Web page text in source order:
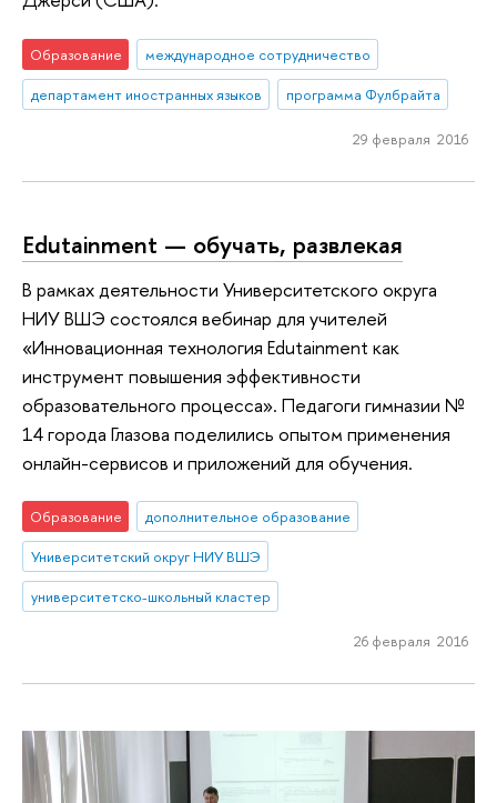
Образование
международное сотрудничество
департамент иностранных языков
программа Фулбрайта
29 февраля 2016
Edutainment — обучать, развлекая
В рамках деятельности Университетского округа
НИУ ВШЭ состоялся вебинар для учителей
«Инновационная технология Edutainment как
инструмент повышения эффективности
образовательного процесса». Педагоги гимназии №
14 города Глазова поделились опытом применения
онлайн-сервисов и приложений для обучения.
Образование
дополнительное образование
Университетский округ НИУ ВШЭ
университетско-школьный кластер
26 февраля 2016